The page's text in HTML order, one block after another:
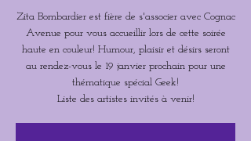
Zita Bombardier est fière de s'associer avec Cognac
Avenue pour vous accueillir lors de cette soirée
haute en couleur! Humour, plaisir et désirs seront
au rendez-vous le 19 janvier prochain pour une
thématique spécial Geek!
Liste des artistes invités à venir!